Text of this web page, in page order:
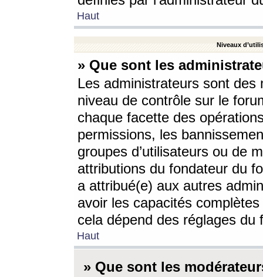
Haut
Niveaux
» Que sont les
Les administrateurs sont
niveau de contrôle sur le
chaque facette des
permissions, les
groupes d’utilisateurs ou de
attributions du fondateur du
a attribué(e) aux autres
avoir les capacités
cela dépend des réglages du
Haut
» Que sont les